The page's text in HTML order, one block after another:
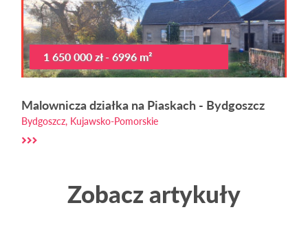
1 650 000 zł - 6996 m²
Malownicza działka na Piaskach - Bydgoszcz
Bydgoszcz, Kujawsko-Pomorskie
Zobacz artykuły